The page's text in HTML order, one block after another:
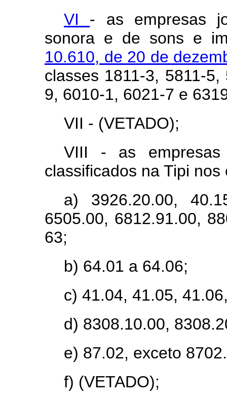
VI - as empresas
sonora e de sons e
10.610, de 20 de
classes 1811-3, 5811-
9, 6010-1, 6021-7 e
VII - (VETADO);
VIII - as empresas
classificados na Tipi nos
a) 3926.20.00,
6505.00, 6812.91.00,
63;
b) 64.01 a 64.06;
c) 41.04, 41.05,
d) 8308.10.00,
e) 87.02, exceto
f) (VETADO);